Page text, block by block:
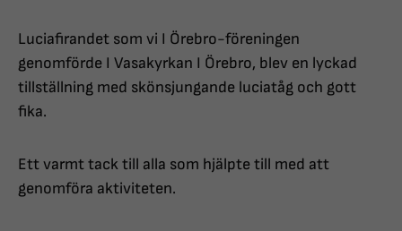
Luciafirandet som vi I Örebro-föreningen
genomförde I Vasakyrkan I Örebro, blev en lyckad
tillställning med skönsjungande luciatåg och gott
fika.
Ett varmt tack till alla som hjälpte till med att
genomföra aktiviteten.